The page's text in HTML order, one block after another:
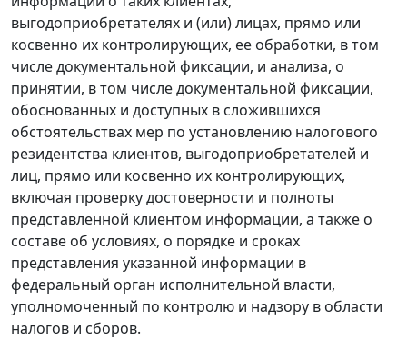
выгодоприобретателях и (или) лицах, прямо или
косвенно их контролирующих, ее обработки, в том
числе документальной фиксации, и анализа, о
принятии, в том числе документальной фиксации,
обоснованных и доступных в сложившихся
обстоятельствах мер по установлению налогового
резидентства клиентов, выгодоприобретателей и
лиц, прямо или косвенно их контролирующих,
включая проверку достоверности и полноты
представленной клиентом информации, а также о
составе об условиях, о порядке и сроках
представления указанной информации в
федеральный орган исполнительной власти,
уполномоченный по контролю и надзору в области
налогов и сборов.